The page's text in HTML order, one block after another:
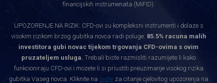
financijskih instrumenata (MiFID).
UPOZORENJE NA RIZIK: CFD-ovi su kompleksni instrumenti i dolaze s
visokim rizikom brzog gubitka novca radi poluge. 85.5% racuna malih
investitora gubi novac tijekom trgovanja CFD-ovima s ovim
pruzateljem usluga. Trebali biste razmisliti razumijete li kako
funkcioniraju CFD-ovi i mozete li si priustiti preuzimanje visokog rizika
gubitka Vaseg novca. Kliknite na ovdje za citanje cjelovitog upozorenja na